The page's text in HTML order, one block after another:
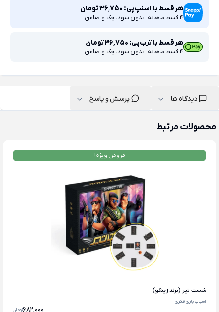
هر قسط با اسنپ‌پی: 36,750تومان
4 قسط ماهانه. بدون سود، چک و ضامن
هر قسط با ترب‌پی: 36,750تومان
4 قسط ماهانه. بدون سود، چک و ضامن
دیدگاه ها پرسش و پاسخ
محصولات مرتبط
فروش ویژه!
شست تیر (برند زینگو)
اسباب بازی فکری
تومان682,000